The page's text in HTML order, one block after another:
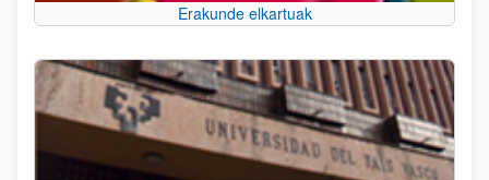
Erakunde elkartuak